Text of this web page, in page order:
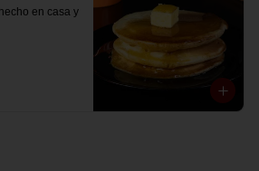
en casa y